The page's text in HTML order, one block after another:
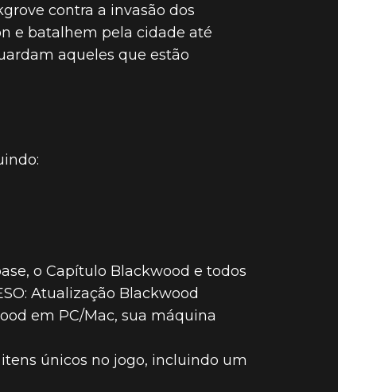
contra a invasão dos
e batalhem pela cidade até
aqueles que estão
o Capítulo Blackwood e todos
Atualização Blackwood
em PC/Mac, sua máquina
únicos no jogo, incluindo um